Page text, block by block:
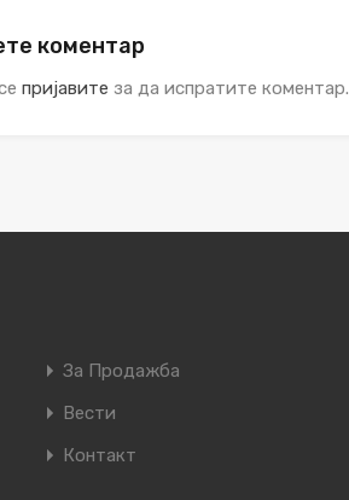
коментар
пријавите за да испратите коментар.
За Продажба
Вести
Контакт